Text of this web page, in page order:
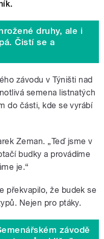
druhy, ale i
Čistí se a
závodu v Týništi nad
semena listnatých
do části, kde se vyrábí
Zeman. „Teď jsme v
budky a provádíme
je.“
překvapilo, že budek se
Nejen pro ptáky.
závodě